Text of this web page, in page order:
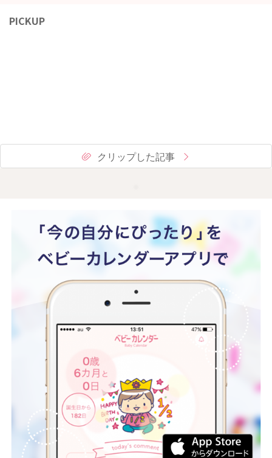
PICKUP
クリップした記事